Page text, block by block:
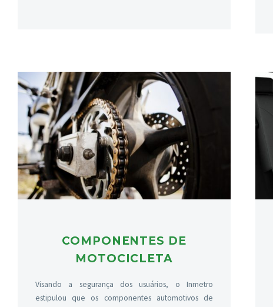
COMPONENTES DE
MOTOCICLETA
Visando a segurança dos usuários, o Inmetro
estipulou que os componentes automotivos de